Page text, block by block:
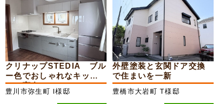
クリナップSTEDIA ブル
ー色でおしゃれなキッチ
ンに変身
豊川市弥生町 I様邸
外壁塗装と玄関ドア交換
で住まいを一新
豊橋市大岩町T様邸